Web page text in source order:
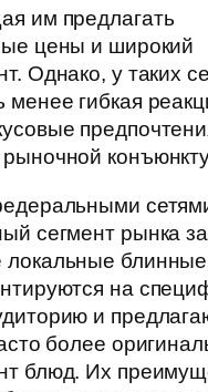
им предлагать
цены и широкий
Однако, у таких
менее гибкая
сегмент рынка
локальные
на
и
более
блюд. Их